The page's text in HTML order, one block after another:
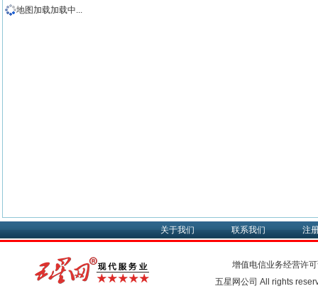
地图加载加载中...
关于我们 联系我们 注
增值电信业务经营许
五星网公司 All rights